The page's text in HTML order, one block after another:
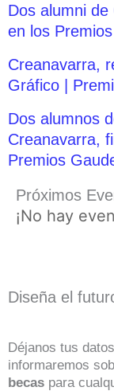
Dos alumni
en los
Creanavarra,
Gráfico |
Dos alumnos
Creanavarra,
Premios
Próximos
¡No hay
Diseña el
Déjanos tus
informaremos
becas para